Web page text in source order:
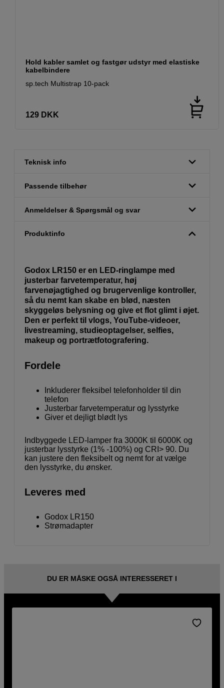
Hold kabler samlet og fastgør udstyr med elastiske
kabelbindere
sp.tech Multistrap 10-pack
129 DKK
Teknisk info
Passende tilbehør
Anmeldelser & Spørgsmål og svar
Produktinfo
Godox LR150 er en LED-ringlampe med
justerbar farvetemperatur, høj
farvenøjagtighed og brugervenlige kontroller,
så du nemt kan skabe en blød, næsten
skyggeløs belysning og give et flot glimt i øjet.
Den er perfekt til vlogs, YouTube-videoer,
livestreaming, studieoptagelser, selfies,
makeup og portrætfotografering.
Fordele
Inkluderer fleksibel telefonholder til din
telefon
Justerbar farvetemperatur og lysstyrke
Giver et dejligt blødt lys
Indbyggede LED-lamper fra 3000K til 6000K og
justerbar lysstyrke (1% -100%) og CRI> 90. Du
kan justere den fleksibelt og nemt for at vælge
den lysstyrke, du ønsker.
Leveres med
Godox LR150
Strømadapter
DU ER MÅSKE OGSÅ INTERESSERET I